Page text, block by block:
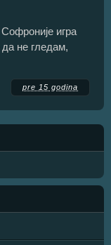
игра
не гледам,
pre 15 godina